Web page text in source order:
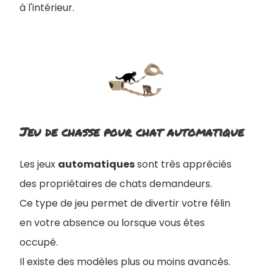
à l'intérieur.
Jeu de chasse pour chat automatique
Les jeux automatiquessont très appréciés
des propriétaires de chats demandeurs.
Ce type de jeu permet de divertir votre félin
en votre absence ou lorsquevous êtes
occupé.
Il existe des modèles plus ou moins avancés.